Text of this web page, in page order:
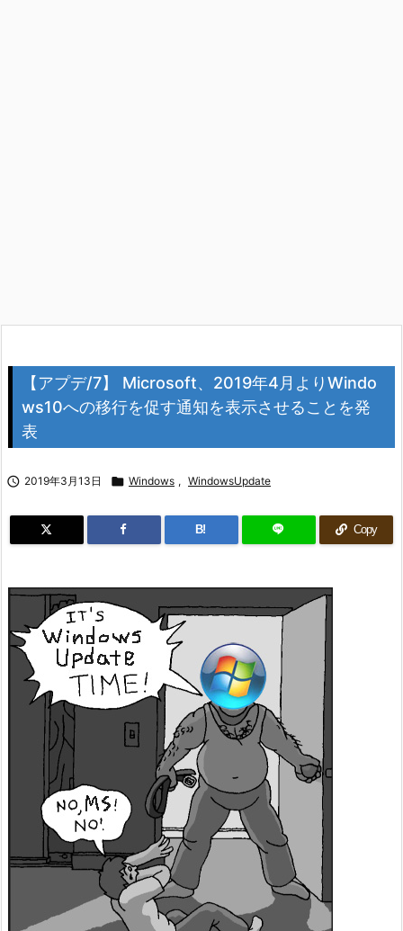
【アプデ/7】 Microsoft、2019年4月よりWindo
ws10への移行を促す通知を表示させることを発
表
 2019年3月13日  Windows , WindowsUpdate
B! Copy